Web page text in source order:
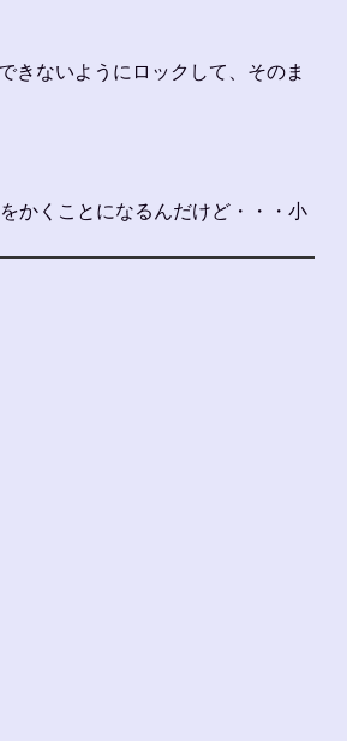
きないようにロックして、そのま
くことになるんだけど・・・小